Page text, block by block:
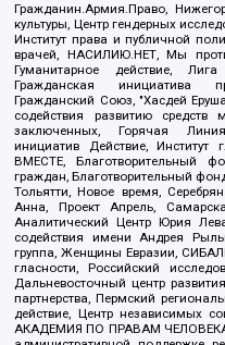
Гражданин.Армия.Право,
культуры, Центр гендерных
Институт права и публичной
врачей, НАСИЛИЮ.НЕТ, Мы
Гуманитарное действие,
Гражданская инициатива
Гражданский Союз, "Хасдей
содействия развитию
заключенных, Горячая
инициатив Действие,
ВМЕСТЕ, Благотворительный
граждан, Благотворительный
Тольятти, Новое время,
Анна, Проект Апрель,
Аналитический Центр Юрия
содействия имени Андрея
группа, Женщины Евразии,
гласности, Российский
Дальневосточный центр
партнерства, Пермский
действие, Центр независимых
АКАДЕМИЯ ПО ПРАВАМ ЧЕЛОВЕКА,